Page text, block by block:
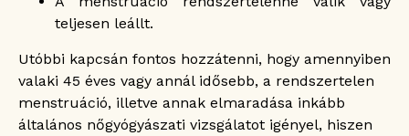
teljesen leállt.
Utóbbi kapcsán fontos hozzátenni, hogy amennyiben
valaki 45 éves vagy annál idősebb, a rendszertelen
menstruáció, illetve annak elmaradása inkább
általános nőgyógyászati vizsgálatot igényel, hiszen